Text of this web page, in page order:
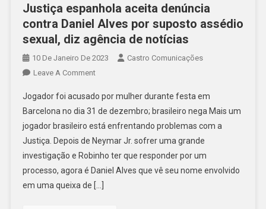
Justiça espanhola aceita denúncia
contra Daniel Alves por suposto assédio
sexual, diz agência de notícias
10 De Janeiro De 2023
Castro Comunicações
Leave A Comment
Jogador foi acusado por mulher durante festa em
Barcelona no dia 31 de dezembro; brasileiro nega Mais um
jogador brasileiro está enfrentando problemas com a
Justiça. Depois de Neymar Jr. sofrer uma grande
investigação e Robinho ter que responder por um
processo, agora é Daniel Alves que vê seu nome envolvido
em uma queixa de […]